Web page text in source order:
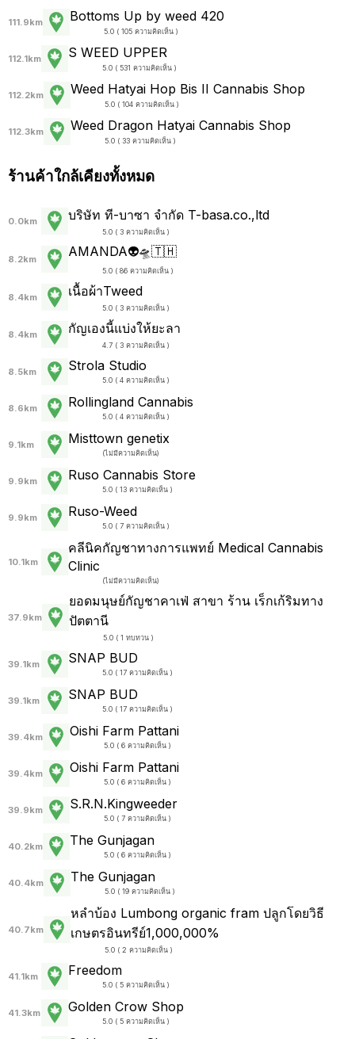
111.9km Bottoms Up by weed 420
5.0 ( 105 ความคิดเห็น )
112.1km S WEED UPPER
5.0 ( 531 ความคิดเห็น )
112.2km Weed Hatyai Hop Bis II Cannabis Shop
5.0 ( 104 ความคิดเห็น )
112.3km Weed Dragon Hatyai Cannabis Shop
5.0 ( 33 ความคิดเห็น )
ร้านค้าใกล้เคียงทั้งหมด
0.0km บริษัท ที-บาซา จำกัด T-basa.co.,ltd
5.0 ( 3 ความคิดเห็น )
8.2km
AMANDA👽🛸🇹🇭
5.0 ( 86 ความคิดเห็น )
8.4km เนื้อผ้าTweed
5.0 ( 3 ความคิดเห็น )
8.4km กัญเองนี้แบ่งให้ยะลา
4.7 ( 3 ความคิดเห็น )
8.5km Strola Studio
5.0 ( 4 ความคิดเห็น )
8.6km Rollingland Cannabis
5.0 ( 4 ความคิดเห็น )
9.1km Misttown genetix
(ไม่มีความคิดเห็น)
9.9km Ruso Cannabis Store
5.0 ( 13 ความคิดเห็น )
9.9km Ruso-Weed
5.0 ( 7 ความคิดเห็น )
10.1km
คลีนิคกัญชาทางการแพทย์ Medical Cannabis
Clinic
(ไม่มีความคิดเห็น)
37.9km
ยอดมนุษย์กัญชาคาเฟ่ สาขา ร้าน เร็กเก้ริมทาง
ปัตตานี
5.0 ( 1 ทบทวน )
39.1km SNAP BUD
5.0 ( 17 ความคิดเห็น )
39.1km SNAP BUD
5.0 ( 17 ความคิดเห็น )
39.4km Oishi Farm Pattani
5.0 ( 6 ความคิดเห็น )
39.4km Oishi Farm Pattani
5.0 ( 6 ความคิดเห็น )
39.9km S.R.N.Kingweeder
5.0 ( 7 ความคิดเห็น )
40.2km The Gunjagan
5.0 ( 6 ความคิดเห็น )
40.4km The Gunjagan
5.0 ( 19 ความคิดเห็น )
40.7km
หลำบ้อง Lumbong organic fram ปลูกโดยวิธี
เกษตรอินทรีย์1,000,000%
5.0 ( 2 ความคิดเห็น )
41.1km Freedom
5.0 ( 5 ความคิดเห็น )
41.3km Golden Crow Shop
5.0 ( 5 ความคิดเห็น )